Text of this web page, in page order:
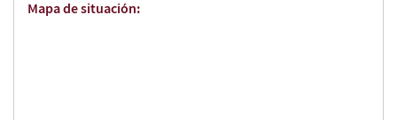
Mapa de situación: